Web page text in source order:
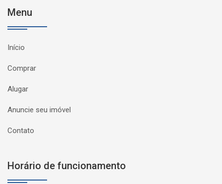
Menu
Início
Comprar
Alugar
Anuncie seu imóvel
Contato
Horário de funcionamento